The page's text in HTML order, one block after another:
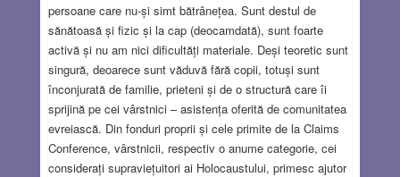
persoane care nu-și simt bătrânețea. Sunt destul de
sănătoasă și fizic și la cap (deocamdată), sunt foarte
activă și nu am nici dificultăți materiale. Deși teoretic sunt
singură, deoarece sunt văduvă fără copii, totuși sunt
înconjurată de familie, prieteni și de o structură care îi
sprijină pe cei vârstnici – asistența oferită de comunitatea
evreiască. Din fonduri proprii și cele primite de la Claims
Conference, vârstnicii, respectiv o anume categorie, cei
considerați supraviețuitori ai Holocaustului, primesc ajutor